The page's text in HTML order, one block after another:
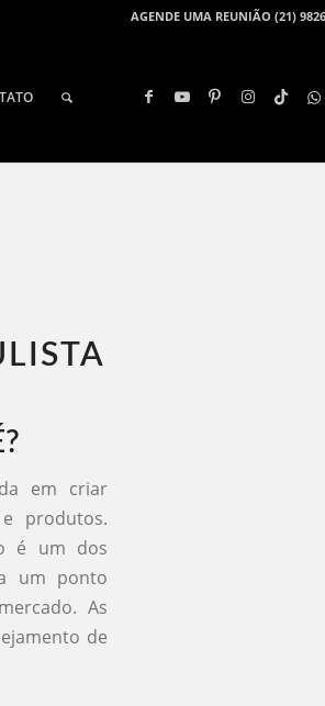
AGENDE UMA REUNIÃO (21)
em criar
produtos.
é um dos
um ponto
As
de